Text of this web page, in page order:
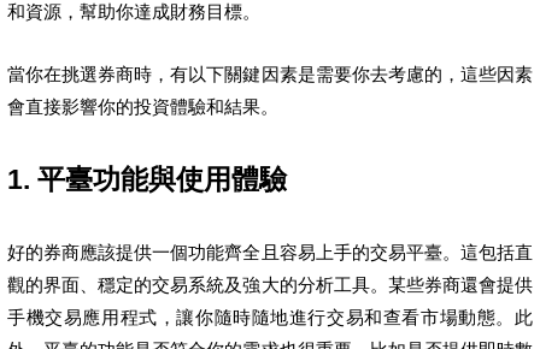
和資源，幫助你達成財務目標。
當你在挑選券商時，有以下關鍵因素是需要你去考慮的，這些因素
會直接影響你的投資體驗和結果。
1. 平臺功能與使用體驗
好的券商應該提供一個功能齊全且容易上手的交易平臺。這包括直
觀的界面、穩定的交易系統及強大的分析工具。某些券商還會提供
手機交易應用程式，讓你隨時隨地進行交易和查看市場動態。此